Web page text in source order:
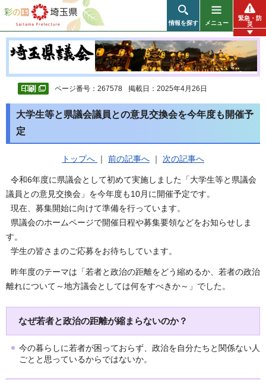
彩の国 埼玉県
情報を探す メニュー
緊急・防
災
ページ番号：267578 掲載日：2025年4月26日
大学生等と県議会議員との意見交換会を今年度も開催予
定
トップへ ｜ 前の記事へ ｜ 次の記事へ
令和6年度に県議会として初めて実施しました「大学生等と県議会
議員との意見交換会」を今年度も10月に開催予定です。
現在、募集開始に向けて準備を行っています。
県議会のホームページで開催日程や募集要領などをお知らせしま
す。
学生の皆さまのご応募をお待ちしています。
昨年度のテーマは「若者と政治の距離をどう縮めるか、若者の政治
離れについて～地方議会としては何をすべきか～」でした。
なぜ若者と政治の距離が縮まらないのか？
今の暮らしに若者が困っておらず、政治を自分たちと関係ない人
ごとと思っているからではないか。